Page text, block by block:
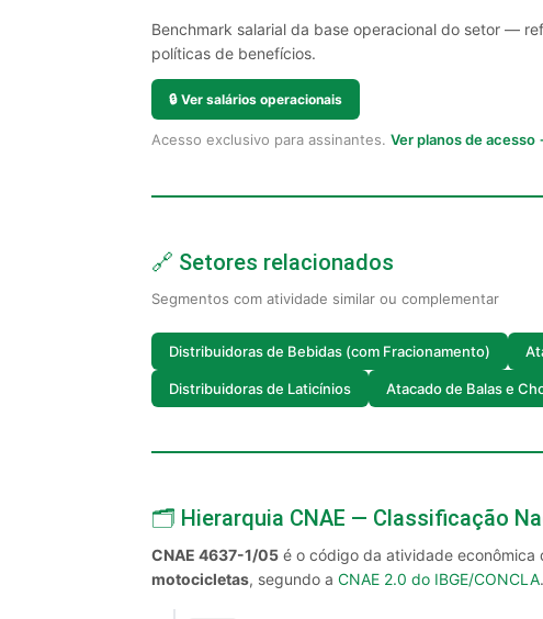
Benchmark salarial da base operacional do setor —
políticas de benefícios.
🔒 Ver salários operacionais
Acesso exclusivo para assinantes. Ver planos de acesso
🔗 Setores relacionados
Segmentos com atividade similar ou complementar
Distribuidoras de Bebidas (com Fracionamento)
Distribuidoras de Laticínios Atacado de Balas e
🗂️ Hierarquia CNAE — Classificação
CNAE 4637-1/05 é o código da atividade econômica
motocicletas, segundo a CNAE 2.0 do IBGE/CONCLA.